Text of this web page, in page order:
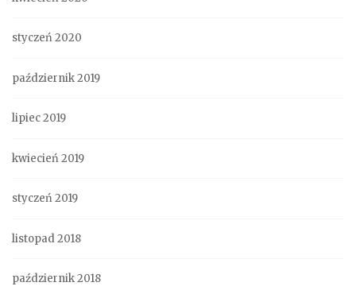
styczeń 2020
październik 2019
lipiec 2019
kwiecień 2019
styczeń 2019
listopad 2018
październik 2018